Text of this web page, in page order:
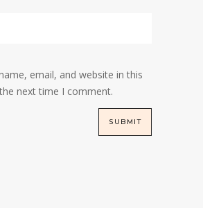
email, and website in this
next time I comment.